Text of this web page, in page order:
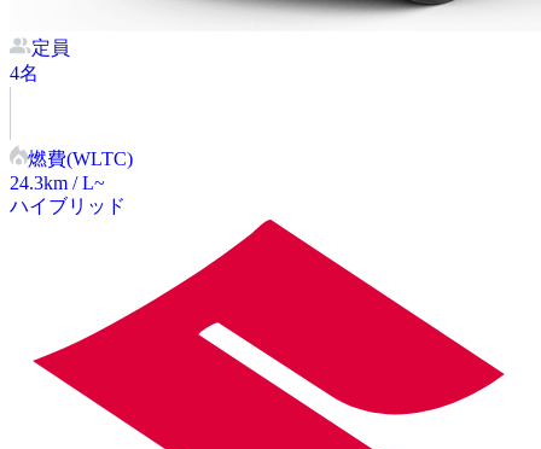
定員
4名
燃費(WLTC)
24.3km / L~
ハイブリッド